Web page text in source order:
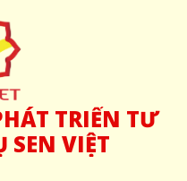
TRIỂN TƯ
SEN VIỆT